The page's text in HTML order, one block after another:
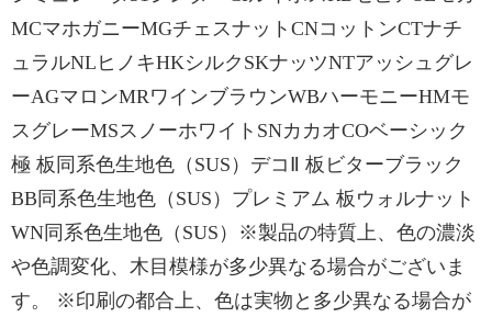
MCマホガニーMGチェスナットCNコットンCTナチ
ュラルNLヒノキHKシルクSKナッツNTアッシュグレ
ーAGマロンMRワインブラウンWBハーモニーHMモ
スグレーMSスノーホワイトSNカカオCOベーシック
極 板同系色生地色（SUS）デコⅡ 板ビターブラック
BB同系色生地色（SUS）プレミアム 板ウォルナット
WN同系色生地色（SUS）※製品の特質上、色の濃淡
や色調変化、木目模様が多少異なる場合がございま
す。 ※印刷の都合上、色は実物と多少異なる場合が